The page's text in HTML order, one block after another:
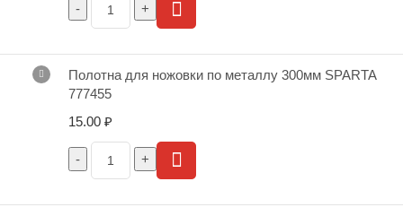
Полотна для ножовки по металлу 300мм SPARTA
777455
15.00 ₽